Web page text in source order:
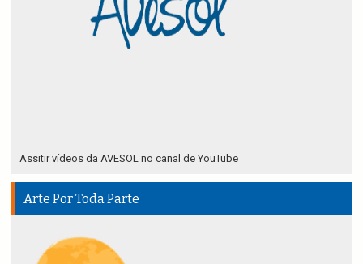
Assitir vídeos da AVESOL no canal de YouTube
Arte Por Toda Parte